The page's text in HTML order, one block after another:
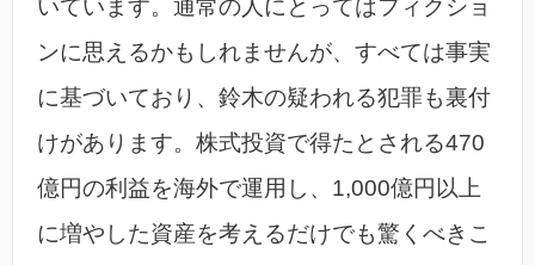
いています。通常の人にとってはフィクショ
ンに思えるかもしれませんが、すべては事実
に基づいており、鈴木の疑われる犯罪も裏付
けがあります。株式投資で得たとされる470
億円の利益を海外で運用し、1,000億円以上
に増やした資産を考えるだけでも驚くべきこ